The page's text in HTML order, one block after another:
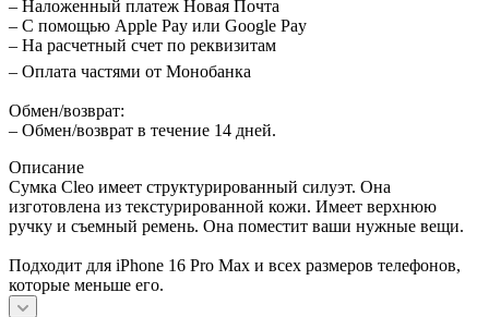
– Наложенный платеж Новая Почта
– С помощью Apple Pay или Google Pay
– На расчетный счет по реквизитам
– Оплата частями от Монобанка
Обмен/возврат:
– Обмен/возврат в течение 14 дней.
Описание
Сумка Cleo имеет структурированный силуэт. Она
изготовлена ​​из текстурированной кожи. Имеет верхнюю
ручку и съемный ремень. Она поместит ваши нужные вещи.
Подходит для iPhone 16 Pro Max и всех размеров телефонов,
которые меньше его.